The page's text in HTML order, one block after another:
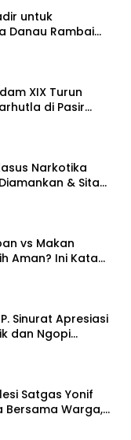
untuk
Danau Rambai
XIX Turun
di Pasir
Narkotika
& Sita
vs Makan
Aman? Ini Kata
Sinurat Apresiasi
dan Ngopi
Satgas Yonif
Warga,
Walesi